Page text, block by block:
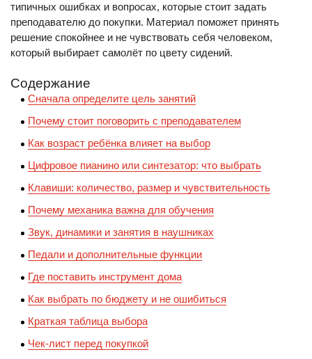
типичных ошибках и вопросах, которые стоит задать
преподавателю до покупки. Материал поможет принять
решение спокойнее и не чувствовать себя человеком,
который выбирает самолёт по цвету сидений.
Содержание
Сначала определите цель занятий
Почему стоит поговорить с преподавателем
Как возраст ребёнка влияет на выбор
Цифровое пианино или синтезатор: что выбрать
Клавиши: количество, размер и чувствительность
Почему механика важна для обучения
Звук, динамики и занятия в наушниках
Педали и дополнительные функции
Где поставить инструмент дома
Как выбрать по бюджету и не ошибиться
Краткая таблица выбора
Чек-лист перед покупкой